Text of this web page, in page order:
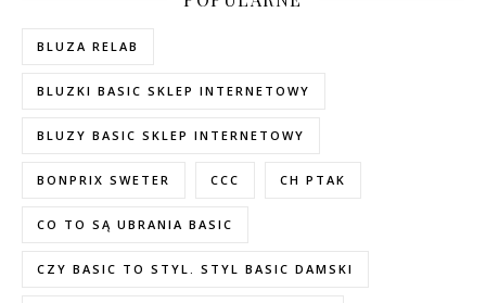
BLUZA RELAB
BLUZKI BASIC SKLEP INTERNETOWY
BLUZY BASIC SKLEP INTERNETOWY
BONPRIX SWETER CCC CH PTAK
CO TO SĄ UBRANIA BASIC
CZY BASIC TO STYL. STYL BASIC DAMSKI